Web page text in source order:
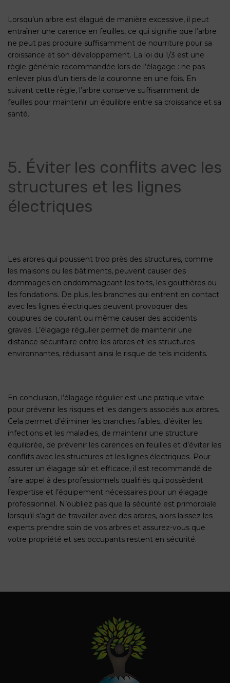
Lorsqu’un arbre est élagué de manière excessive, il peut
entraîner une carence en feuilles, ce qui signifie que l’arbre
ne peut pas produire suffisamment de nourriture pour sa
croissance et son développement. La loi du 1/3 est une
règle générale recommandée lors de l’élagage : ne pas
enlever plus d’un tiers de la couronne en une fois. En
suivant cette règle, l’arbre conserve suffisamment de
feuilles pour maintenir un équilibre entre sa croissance et sa
santé.
5. Éviter les conflits avec les
structures et les lignes
électriques
Les arbres qui poussent trop près des structures, comme
les maisons ou les bâtiments, peuvent causer des
dommages en endommageant les toits, les gouttières ou
les fondations. De plus, les branches qui entrent en contact
avec les lignes électriques peuvent provoquer des
coupures de courant ou même causer des accidents
graves. L’élagage régulier permet de maintenir une
distance sécuritaire entre les arbres et les structures
environnantes, réduisant ainsi le risque de tels incidents.
En conclusion, l’élagage régulier est une pratique vitale
pour prévenir les risques et les dangers associés aux arbres.
Cela permet d’éliminer les branches faibles, d’éviter les
infections et les maladies, de maintenir une structure
équilibrée, de prévenir les carences en feuilles et d’éviter les
conflits avec les structures et les lignes électriques. Pour
assurer un élagage sûr et efficace, il est recommandé de
faire appel à des professionnels qualifiés qui possèdent
l’expertise et l’équipement nécessaires pour un élagage
professionnel. N’oubliez pas que la sécurité est primordiale
lorsqu’il s’agit de travailler avec des arbres, alors laissez les
experts prendre soin de vos arbres et assurez-vous que
votre propriété et ses occupants restent en sécurité.